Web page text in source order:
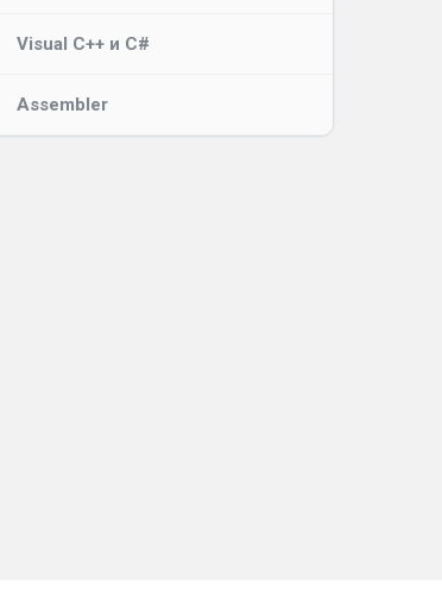
Visual C++ и C#
Assembler